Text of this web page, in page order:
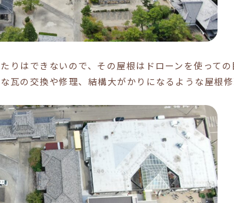
りはできないので、その屋根はドローンを使って
瓦の交換や修理、結構大がかりになるような屋根